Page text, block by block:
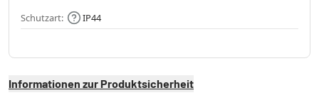
Schutzart: IP44
Informationen zur Produktsicherheit